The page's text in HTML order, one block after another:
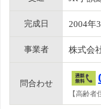
完成日 2004年3
事業者 株式会
問合わせ
【高齢者